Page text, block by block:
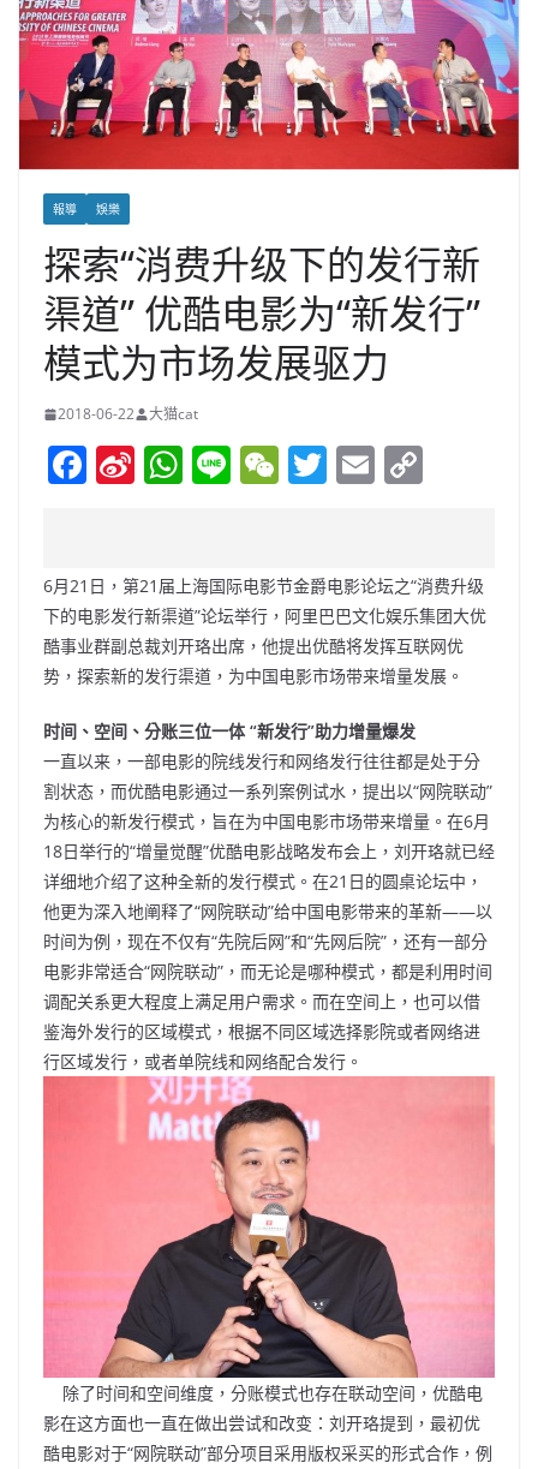
報導 娛樂
探索“消费升级下的发行新
渠道” 优酷电影为“新发行”
模式为市场发展驱力
2018-06-22 大猫cat
F
e
b
o
o
k
Si
W
ei
b
o
W
s
A
p
p
Li W
h
at
T
er
E
l y
Li
n
k
6月21日，第21届上海国际电影节金爵电影论坛之“消费升级
下的电影发行新渠道”论坛举行，阿里巴巴文化娱乐集团大优
酷事业群副总裁刘开珞出席，他提出优酷将发挥互联网优
势，探索新的发行渠道，为中国电影市场带来增量发展。
时间、空间、分账三位一体 “新发行”助力增量爆发
一直以来，一部电影的院线发行和网络发行往往都是处于分
割状态，而优酷电影通过一系列案例试水，提出以“网院联动”
为核心的新发行模式，旨在为中国电影市场带来增量。在6月
18日举行的“增量觉醒”优酷电影战略发布会上，刘开珞就已经
详细地介绍了这种全新的发行模式。在21日的圆桌论坛中，
他更为深入地阐释了“网院联动”给中国电影带来的革新——以
时间为例，现在不仅有“先院后网”和“先网后院”，还有一部分
电影非常适合“网院联动”，而无论是哪种模式，都是利用时间
调配关系更大程度上满足用户需求。而在空间上，也可以借
鉴海外发行的区域模式，根据不同区域选择影院或者网络进
行区域发行，或者单院线和网络配合发行。
除了时间和空间维度，分账模式也存在联动空间，优酷电
影在这方面也一直在做出尝试和改变：刘开珞提到，最初优
酷电影对于“网院联动”部分项目采用版权采买的形式合作，例